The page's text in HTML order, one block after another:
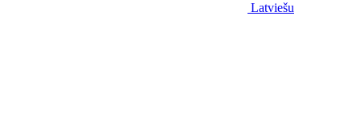
Latviešu